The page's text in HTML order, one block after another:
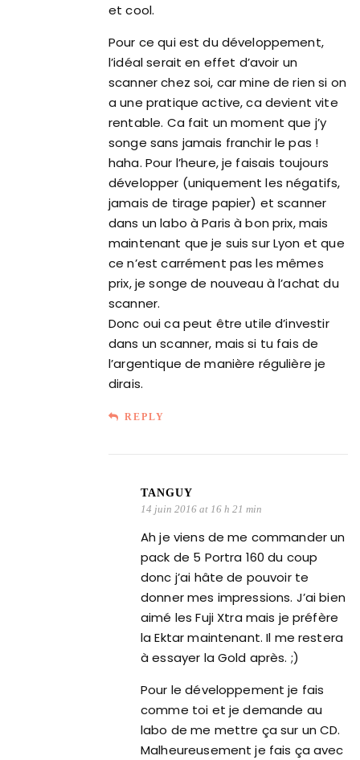
et cool.
Pour ce qui est du développement,
l’idéal serait en effet d’avoir un
scanner chez soi, car mine de rien si on
a une pratique active, ca devient vite
rentable. Ca fait un moment que j’y
songe sans jamais franchir le pas !
haha. Pour l’heure, je faisais toujours
développer (uniquement les négatifs,
jamais de tirage papier) et scanner
dans un labo à Paris à bon prix, mais
maintenant que je suis sur Lyon et que
ce n’est carrément pas les mêmes
prix, je songe de nouveau à l’achat du
scanner.
Donc oui ca peut être utile d’investir
dans un scanner, mais si tu fais de
l’argentique de manière régulière je
dirais.
REPLY
TANGUY
14 juin 2016 at 16 h 21 min
Ah je viens de me commander un
pack de 5 Portra 160 du coup
donc j’ai hâte de pouvoir te
donner mes impressions. J’ai bien
aimé les Fuji Xtra mais je préfère
la Ektar maintenant. Il me restera
à essayer la Gold après. ;)
Pour le développement je fais
comme toi et je demande au
labo de me mettre ça sur un CD.
Malheureusement je fais ça avec